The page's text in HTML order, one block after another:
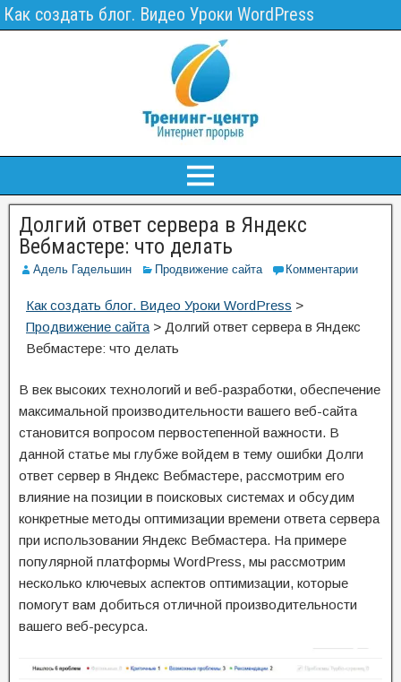
Как создать блог. Видео Уроки WordPress
Долгий ответ сервера в Яндекс
Вебмастере: что делать
Адель Гадельшин Продвижение сайта Комментарии
Как создать блог. Видео Уроки WordPress >
Продвижение сайта > Долгий ответ сервера в Яндекс
Вебмастере: что делать
В век высоких технологий и веб-разработки, обеспечение
максимальной производительности вашего веб-сайта
становится вопросом первостепенной важности. В
данной статье мы глубже войдем в тему ошибки Долги
ответ сервер в Яндекс Вебмастере, рассмотрим его
влияние на позиции в поисковых системах и обсудим
конкретные методы оптимизации времени ответа сервера
при использовании Яндекс Вебмастера. На примере
популярной платформы WordPress, мы рассмотрим
несколько ключевых аспектов оптимизации, которые
помогут вам добиться отличной производительности
вашего веб-ресурса.